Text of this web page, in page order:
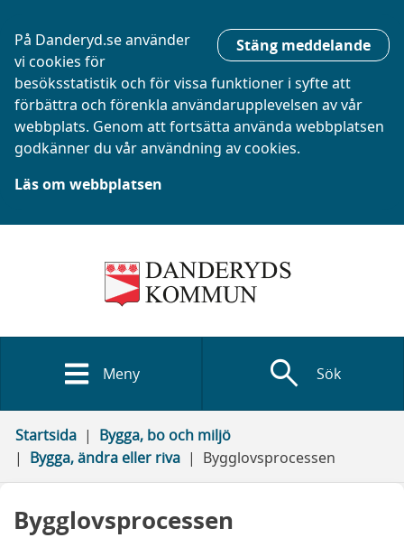
Stäng meddelande
På Danderyd.se använder
vi cookies för
besöksstatistik och för vissa funktioner i syfte att
förbättra och förenkla användarupplevelsen av vår
webbplats. Genom att fortsätta använda webbplatsen
godkänner du vår användning av cookies.
Läs om webbplatsen
Meny search Sök
Startsida
Bygga, bo och miljö
Bygga, ändra eller riva
Bygglovsprocessen
Bygglovsprocessen